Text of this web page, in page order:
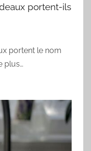
portent-ils
portent le nom
plus…